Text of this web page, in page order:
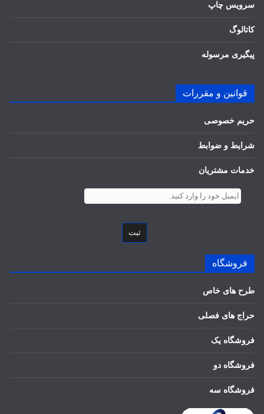
سرویس چاپ
کاتالوگ
پیگیری مرسوله
قوانین و مقررات
حریم خصوصی
شرایط و ضوابط
خدمات مشتریان
ثبت
فروشگاه
طرح های خاص
حراج های فصلی
فروشگاه یک
فروشگاه دو
فروشگاه سه